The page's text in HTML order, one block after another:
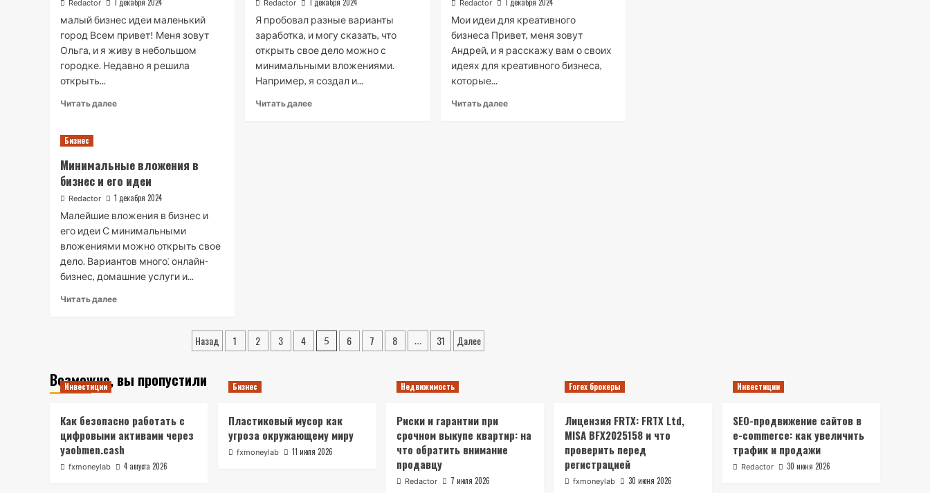
малого
бизнеса
нуля:
мой
личный
опыт
Redactor
малый бизнес идеи маленький
город Всем привет! Меня зовут
Ольга, и я живу в небольшом
городке. Недавно я решила
открыть...
Читать далееRead
идеи
для
маленького
Redactor
Я пробовал разные варианты
заработка, и могу сказать, что
открыть свое дело можно с
минимальными вложениями.
Например, я создал и...
Читать далееRead
Redactor
Мои идеи для креативного
бизнеса Привет, меня зовут
Андрей, и я расскажу вам о своих
идеях для креативного бизнеса,
которые...
Читать далееRead
Бизнес
Минимальные вложения в
бизнес и его идеи
Redactor 1 декабря 2024
Малейшие вложения в бизнес и
его идеи С минимальными
вложениями можно открыть свое
дело. Вариантов много⁚ онлайн-
бизнес, домашние услуги и...
Читать далееRead
бизнес
и
Пагинация
Назад 1 2 3 4 5 6 7 8 … 31 Далее
Возможно, вы пропустили
Инвестиции
Как безопасно работать с
цифровыми активами через
yaobmen.cash
fxmoneylab 4 августа 2026
Бизнес
Пластиковый мусор как
угроза окружающему миру
fxmoneylab 11 июля 2026
Недвижимость
Риски и гарантии при
срочном выкупе квартир: на
что обратить внимание
продавцу
Redactor 7 июля 2026
Forex брокеры
Лицензия FRTX: FRTX Ltd,
MISA BFX2025158 и что
проверить перед
регистрацией
fxmoneylab 30 июня 2026
Инвестиции
SEO-продвижение сайтов в
e-commerce: как увеличить
трафик и продажи
Redactor 30 июня 2026